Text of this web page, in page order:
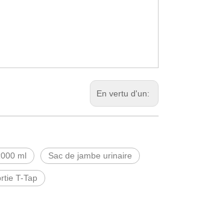
En vertu d'un:
ml Sac de jambe urinaire
T-Tap